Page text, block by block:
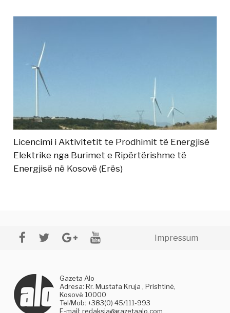
Licencimi i Aktivitetit te Prodhimit të Energjisë
Elektrike nga Burimet e Ripërtërishme të
Energjisë në Kosovë (Erës)
Impressum
Gazeta Alo
Adresa: Rr. Mustafa Kruja , Prishtinë,
Kosovë 10000
Tel/Mob: +383(0) 45/111-993
E-mail:redaksia@gazetaalo.com